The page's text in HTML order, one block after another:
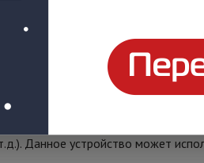
деревянных дверей, зазор 25 мм,
Данное устройство может